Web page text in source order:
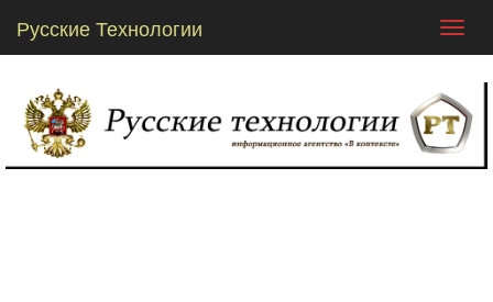
Русские Технологии